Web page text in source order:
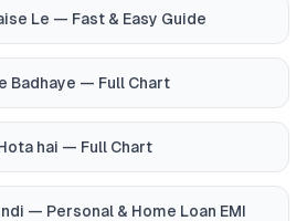
Le — Fast & Easy Guide
Badhaye — Full Chart
hai — Full Chart
— Personal & Home Loan EMI